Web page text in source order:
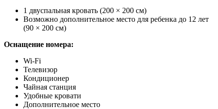
1 двуспальная кровать (200 × 200 см)
Возможно дополнительное место для ребенка до 12 лет
(90 × 200 см)
Оснащение номера:
Wi-Fi
Телевизор
Кондиционер
Чайная станция
Удобные кровати
Дополнительное место